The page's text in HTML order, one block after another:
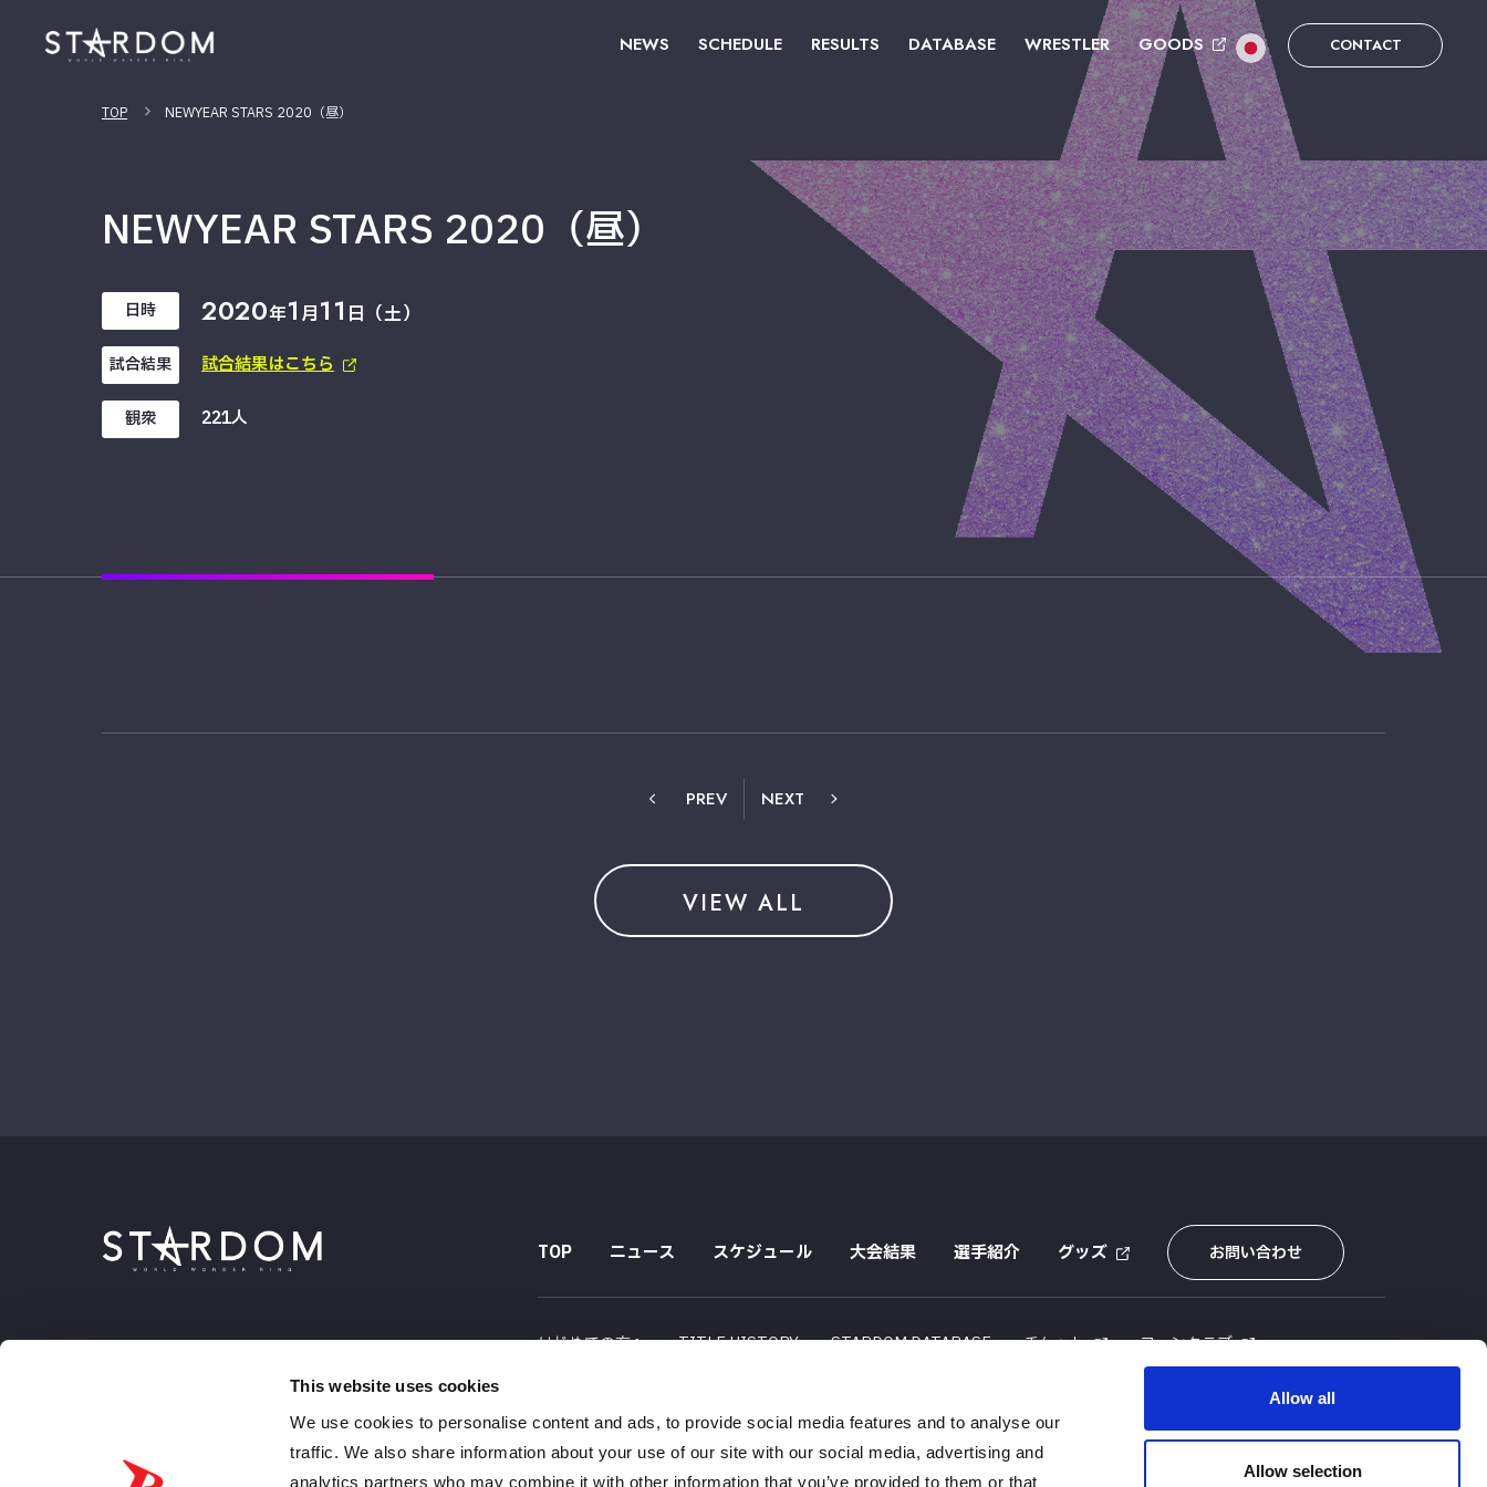
This website uses cookies
We use cookies to personalise content and ads, to provide social media features and to analyse our
traffic. We also share information about your use of our site with our social media, advertising and
analytics partners who may combine it with other information that you’ve provided to them or that
Allow all
Allow selection
NEWS SCHEDULE RESULTS DATABASE WRESTLER GOODS CONTACT
TOP NEWYEAR STARS 2020（昼）
NEWYEAR STARS 2020（昼）
日時 2020年1 月11 日（土）
試合結果 試合結果はこちら
観衆 221人
PREV NEXT
VIEW ALL
TOP ニュース スケジュール 大会結果 選手紹介 グッズ お問い合わせ
はじめての方へ TITLE HISTORY STARDOM DATABASE チケット ファンクラブ
採用情報